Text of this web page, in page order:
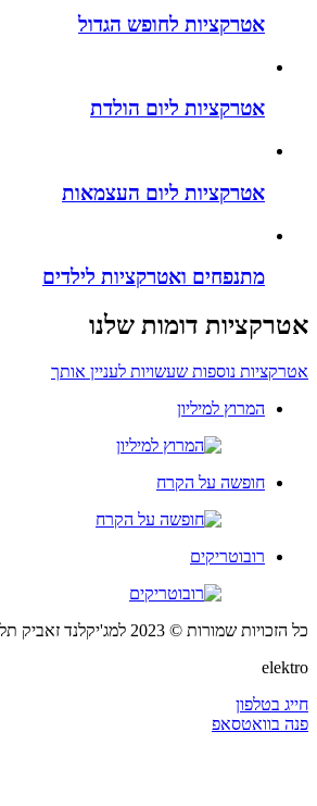
אטרקציות לחופש הגדול
אטרקציות ליום הולדת
אטרקציות ליום העצמאות
מתנפחים ואטרקציות לילדים
אטרקציות דומות שלנו
אטרקציות נוספות שעשויות לעניין אותך
המרוץ למיליון
חופשה על הקרח
רובוטריקים
כל הזכויות שמורות © 2023 למג'יקלנד זאביק תלם ואלירן אזולאי
elektro
חייג בטלפון
פנה בוואטסאפ